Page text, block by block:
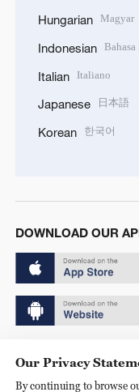
Hungarian Magyar
Indonesian
Italian Italiano
Japanese 日本語
Korean 한국어
DOWNLOAD OUR
京ICP备20000184号
Our Privacy
By continuing to browse